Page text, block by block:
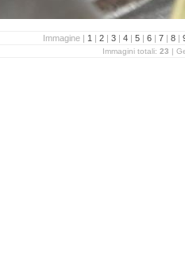
Immagine | 1 | 2 | 3 | 4 | 5 | 6 | 7 | 8 |
Immagini totali: 23 |